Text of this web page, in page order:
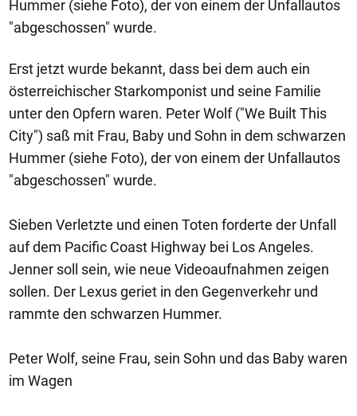
Hummer (siehe Foto), der von einem der Unfallautos
"abgeschossen" wurde.
Erst jetzt wurde bekannt, dass bei dem auch ein
österreichischer Starkomponist und seine Familie
unter den Opfern waren. Peter Wolf ("We Built This
City") saß mit Frau, Baby und Sohn in dem schwarzen
Hummer (siehe Foto), der von einem der Unfallautos
"abgeschossen" wurde.
Sieben Verletzte und einen Toten forderte der Unfall
auf dem Pacific Coast Highway bei Los Angeles.
Jenner soll sein, wie neue Videoaufnahmen zeigen
sollen. Der Lexus geriet in den Gegenverkehr und
rammte den schwarzen Hummer.
Peter Wolf, seine Frau, sein Sohn und das Baby waren
im Wagen